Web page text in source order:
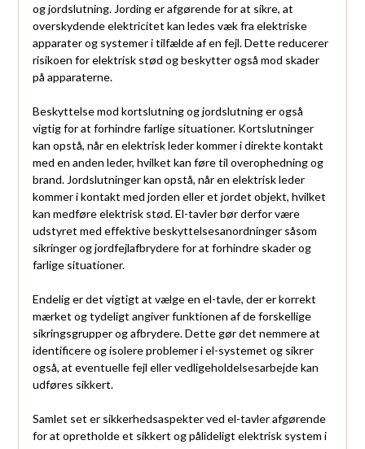
og jordslutning. Jording er afgørende for at sikre, at
overskydende elektricitet kan ledes væk fra elektriske
apparater og systemer i tilfælde af en fejl. Dette reducerer
risikoen for elektrisk stød og beskytter også mod skader
på apparaterne.
Beskyttelse mod kortslutning og jordslutning er også
vigtig for at forhindre farlige situationer. Kortslutninger
kan opstå, når en elektrisk leder kommer i direkte kontakt
med en anden leder, hvilket kan føre til overophedning og
brand. Jordslutninger kan opstå, når en elektrisk leder
kommer i kontakt med jorden eller et jordet objekt, hvilket
kan medføre elektrisk stød. El-tavler bør derfor være
udstyret med effektive beskyttelsesanordninger såsom
sikringer og jordfejlafbrydere for at forhindre skader og
farlige situationer.
Endelig er det vigtigt at vælge en el-tavle, der er korrekt
mærket og tydeligt angiver funktionen af de forskellige
sikringsgrupper og afbrydere. Dette gør det nemmere at
identificere og isolere problemer i el-systemet og sikrer
også, at eventuelle fejl eller vedligeholdelsesarbejde kan
udføres sikkert.
Samlet set er sikkerhedsaspekter ved el-tavler afgørende
for at opretholde et sikkert og pålideligt elektrisk system i